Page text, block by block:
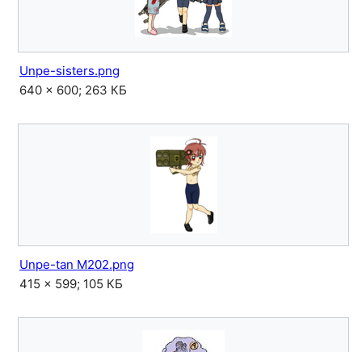
Unpe-sisters.png
640 × 600; 263 КБ
Unpe-tan M202.png
415 × 599; 105 КБ